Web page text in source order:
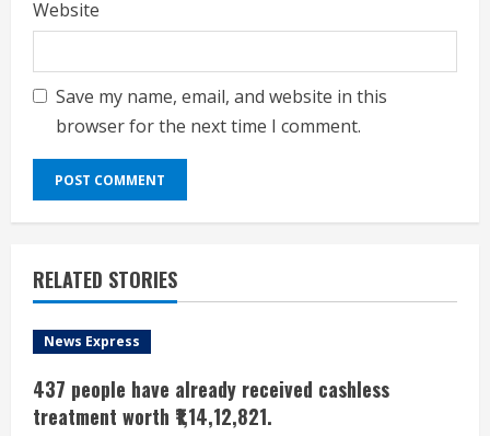
Website
Save my name, email, and website in this
browser for the next time I comment.
RELATED STORIES
News Express
437 people have already received cashless
treatment worth ₹1,14,12,821.